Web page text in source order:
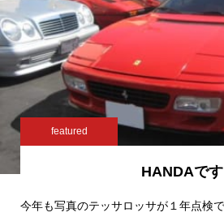
featured
HANDAです
今年も写真のテッサロッサが１年点検